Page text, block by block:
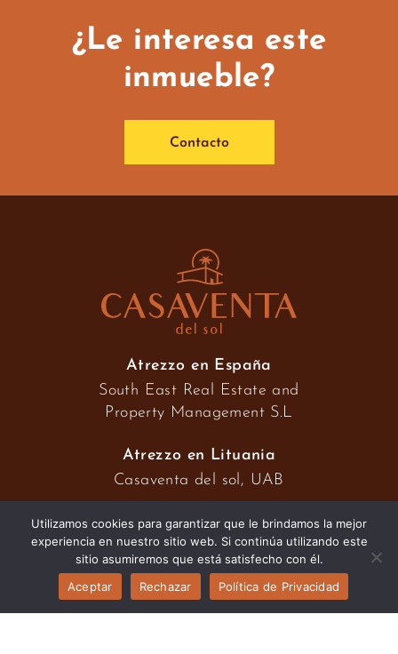
¿Le interesa este
inmueble?
Contacto
Atrezzo en España
South East Real Estate and
Property Management S.L
Atrezzo en Lituania
Casaventa del sol, UAB
2026 © Casaventa del sol
Utilizamos cookies para garantizar que le brindamos la mejor
experiencia en nuestro sitio web. Si continúa utilizando este
sitio asumiremos que está satisfecho con él.
Aceptar
Rechazar Política de Privacidad